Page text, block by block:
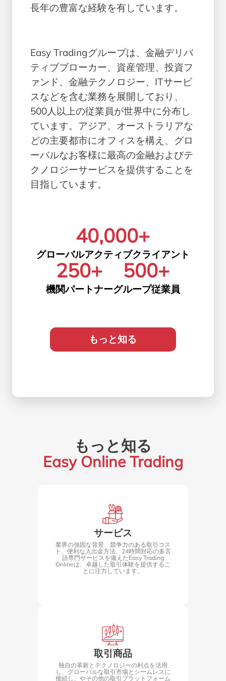
長年の豊富な経験を有しています。
Easy Tradingグループは、金融デリバ
ティブブローカー、資産管理、投資フ
ァンド、金融テクノロジー、ITサービ
スなどを含む業務を展開しており、
500人以上の従業員が世界中に分布し
ています。アジア、オーストラリアな
どの主要都市にオフィスを構え、グロ
ーバルなお客様に最高の金融およびテ
クノロジーサービスを提供することを
目指しています。
40,000+
グローバルアクティブクライアント
250+
機関パートナー
500+
グループ従業員
もっと知る
Easy Online Trading
サービス
業界の強固な背景、競争力のある取引コス
ト、便利な入出金方法、24時間対応の多言
語専門サービスを備えたEasy Trading
Onlineは、卓越した取引体験を提供するこ
とに注力しています。
取引商品
独自の革新とテクノロジーの利点を活用
し、グローバルな取引市場とシームレスに
接続し、やその他の取引プラットフォーム